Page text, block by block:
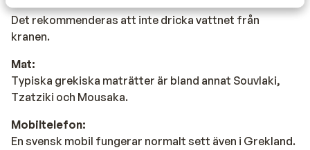
Det rekommenderas att inte dricka vattnet från
kranen.
Mat:
Typiska grekiska maträtter är bland annat Souvlaki,
Tzatziki och Mousaka.
Mobiltelefon:
En svensk mobil fungerar normalt sett även i Grekland.